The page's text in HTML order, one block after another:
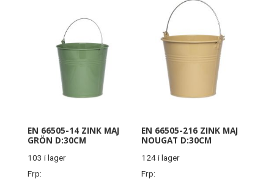
EN 66505-14 ZINK MAJ
GRÖN D:30CM
103 i lager
Frp:
EN 66505-216 ZINK MAJ
NOUGAT D:30CM
124 i lager
Frp: